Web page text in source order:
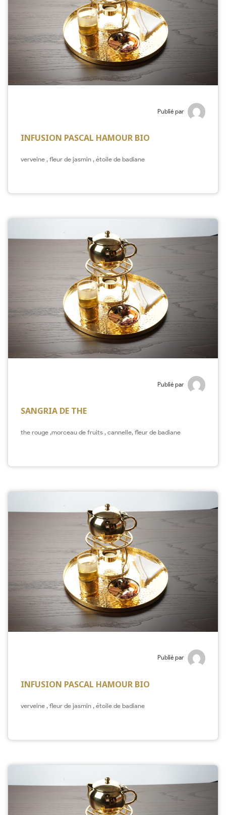
Publié par
INFUSION PASCAL HAMOUR BIO
verveine , fleur de jasmin , étoile de badiane
Publié par
SANGRIA DE THE
the rouge ,morceau de fruits , cannelle, fleur de badiane
Publié par
INFUSION PASCAL HAMOUR BIO
verveine , fleur de jasmin , étoile de badiane